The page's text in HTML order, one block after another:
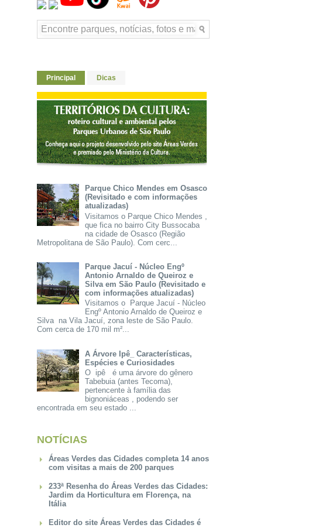
Principal Dicas
Parque Chico Mendes em Osasco
(Revisitado e com informações
atualizadas)
Visitamos o Parque Chico Mendes ,
que fica no bairro City Bussocaba
na cidade de Osasco (Região
Metropolitana de São Paulo). Com cerc...
Parque Jacuí - Núcleo Engº
Antonio Arnaldo de Queiroz e
Silva em São Paulo (Revisitado e
com informações atualizadas)
Visitamos o Parque Jacuí - Núcleo
Engº Antonio Arnaldo de Queiroz e
Silva na Vila Jacuí, zona leste de São Paulo.
Com cerca de 170 mil m²...
A Árvore Ipê_ Características,
Espécies e Curiosidades
O ipê é uma árvore do gênero
Tabebuia (antes Tecoma),
pertencente à família das
bignoniáceas , podendo ser
encontrada em seu estado ...
NOTÍCIAS
Áreas Verdes das Cidades completa 14 anos
com visitas a mais de 200 parques
233ª Resenha do Áreas Verdes das Cidades:
Jardim da Horticultura em Florença, na
Itália
Editor do site Áreas Verdes das Cidades é